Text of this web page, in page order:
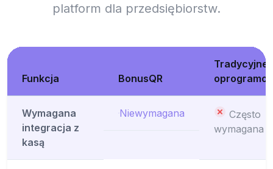
platform dla przedsiębiorstw.
Funkcja BonusQR
Tradycyjne
Wymagana
integracja z
kasą
Niewymagana
Często
wymagana